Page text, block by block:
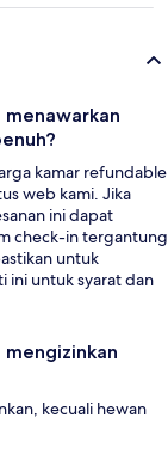
menawarkan
kamar refundable
web kami. Jika
ini dapat
check-in tergantung
untuk
ini untuk syarat dan
mengizinkan
kecuali hewan